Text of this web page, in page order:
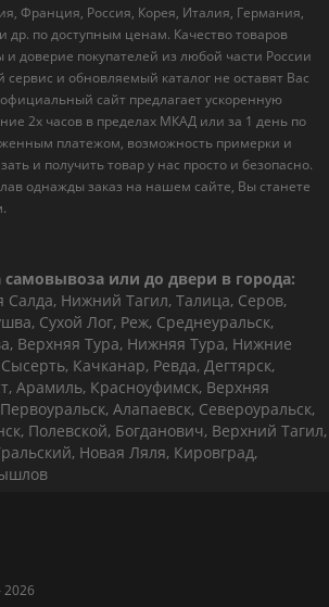
Франция, Россия, Корея, Италия, Германия,
др. по доступным ценам. Качество товаров
доверие покупателей из любой части России
и обновляемый каталог не оставят Вас
сайт предлагает ускоренную
2х часов в пределах МКАД или за 1 день по
платежом, возможность примерки и
и получить товар у нас просто и безопасно.
однажды заказ на нашем сайте, Вы станете
самовывоза или до двери в города:
Салда, Нижний Тагил, Талица, Серов,
Сухой Лог, Реж, Среднеуральск,
Верхняя Тура, Нижняя Тура, Нижние
Качканар, Ревда, Дегтярск,
Арамиль, Красноуфимск, Верхняя
Алапаевск, Североуральск,
Полевской, Богданович, Верхний Тагил,
Новая Ляля, Кировград,